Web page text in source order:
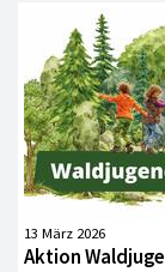
13 März 2026
Aktion